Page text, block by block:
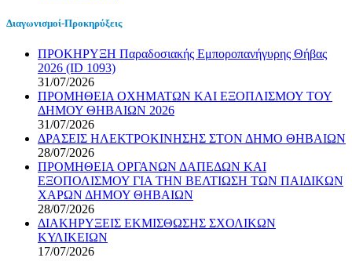
Διαγωνισμοί-Προκηρύξεις
ΠΡΟΚΗΡΥΞΗ Παραδοσιακής Εμποροπανήγυρης Θήβας
2026 (ID 1093)
31/07/2026
ΠΡΟΜΗΘΕΙΑ ΟΧΗΜΑΤΩΝ ΚΑΙ ΕΞΟΠΛΙΣΜΟΥ ΤΟΥ
ΔΗΜΟΥ ΘΗΒΑΙΩΝ 2026
31/07/2026
ΔΡΑΣΕΙΣ ΗΛΕΚΤΡΟΚΙΝΗΣΗΣ ΣΤΟΝ ΔΗΜΟ ΘΗΒΑΙΩΝ
28/07/2026
ΠΡΟΜΗΘΕΙΑ ΟΡΓΑΝΩΝ ΔΑΠΕΔΩΝ ΚΑΙ
ΕΞΟΠΟΛΙΣΜΟΥ ΓΙΑ ΤΗΝ ΒΕΛΤΙΩΣΗ ΤΩΝ ΠΑΙΔΙΚΩΝ
ΧΑΡΩΝ ΔΗΜΟΥ ΘΗΒΑΙΩΝ
28/07/2026
ΔΙΑΚΗΡΥΞΕΙΣ ΕΚΜΙΣΘΩΣΗΣ ΣΧΟΛΙΚΩΝ
ΚΥΛΙΚΕΙΩΝ
17/07/2026